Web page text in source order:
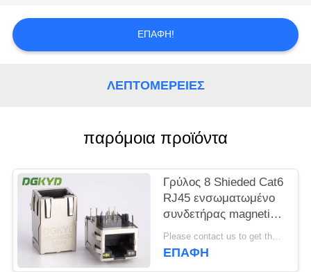
ΈΝΑ
ΑΠΌΣΠΑΣΜΑ
ΠΟΛΙΤΙΚΉ
ΜΥΣΤΙΚΌΤΗΤΑΣ
ΕΠΑΦΉ!
ΛΕΠΤΟΜΈΡΕΙΕΣ
παρόμοια προϊόντα
Γρύλος 8 Shieded Cat6
RJ45 ενσωματωμένο
συνδετήρας magnetics
δικτύων καρφιτσών
για το δρομολογητή
Please contact us to get the latest price. MOQ:1 κομμάτι
ΕΠΑΦΉ